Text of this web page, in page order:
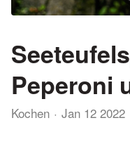
Peperoni
Kochen Jan 12 2022